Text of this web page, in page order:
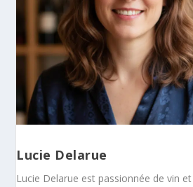
Lucie Delarue
Lucie Delarue est passionnée de vin